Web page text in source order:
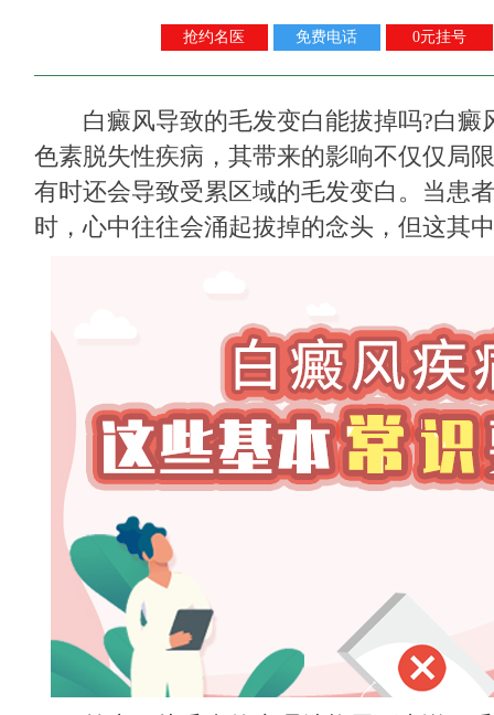
抢约名医 免费电话 0元挂号
白癜风导致的毛发变白能拔掉吗?白癜
色素脱失性疾病，其带来的影响不仅仅局
有时还会导致受累区域的毛发变白。当患
时，心中往往会涌起拔掉的念头，但这其